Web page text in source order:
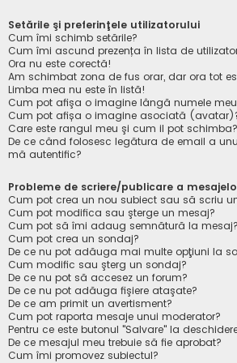
Setările şi preferinţele utilizatorului
Cum îmi schimb setările?
Cum îmi ascund prezența în lista de
Ora nu este corectă!
Am schimbat zona de fus orar, dar ora tot
Limba mea nu este în listă!
Cum pot afişa o imagine lângă numele
Cum pot afișa o imagine asociată
Care este rangul meu şi cum il pot schimba?
De ce când folosesc legătura de email a
mă autentific?
Probleme de scriere/publicare a
Cum pot crea un nou subiect sau să scriu
Cum pot modifica sau şterge un mesaj?
Cum pot să îmi adaug semnătură la mesaj?
Cum pot crea un sondaj?
De ce nu pot adăuga mai multe opţiuni la
Cum modific sau şterg un sondaj?
De ce nu pot să accesez un forum?
De ce nu pot adăuga fişiere ataşate?
De ce am primit un avertisment?
Cum pot raporta mesaje unui moderator?
Pentru ce este butonul "Salvare" la
De ce mesajul meu trebuie să fie aprobat?
Cum îmi promovez subiectul?